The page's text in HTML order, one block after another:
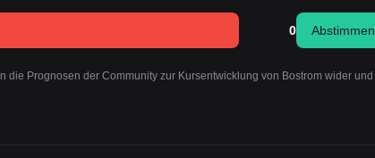
0 Abstimmen
Prognosen der Community zur Kursentwicklung von Bostrom wider und